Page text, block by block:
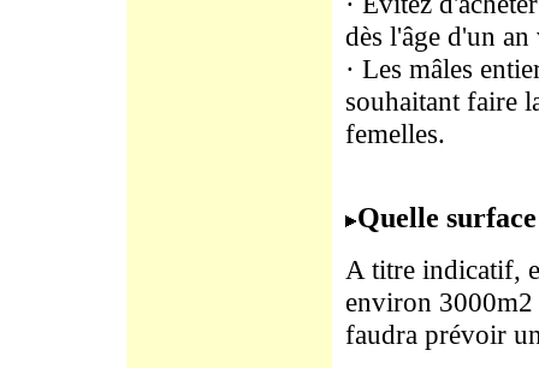
dès l'âge d'un
· Les mâles
souhaitant faire
femelles.
Quelle
A titre indicatif,
environ
faudra prévoir